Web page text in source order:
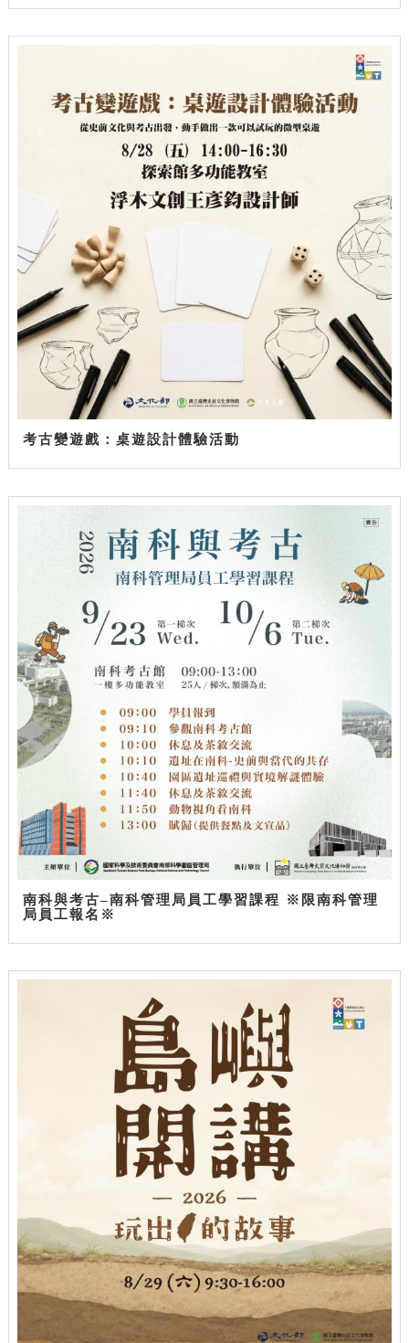
考古變遊戲：桌遊設計體驗活動
南科與考古–南科管理局員工學習課程 ※限南科管理
局員工報名※